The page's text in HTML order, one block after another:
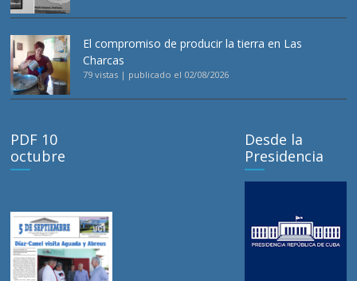
El compromiso de producir la tierra en Las
Charcas
79 vistas | publicado el 02/08/2026
PDF 10
octubre
Desde la
Presidencia